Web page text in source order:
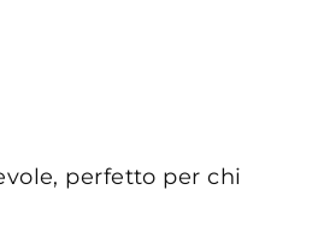
perfetto per chi